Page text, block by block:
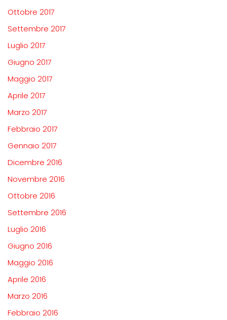
Ottobre 2017
Settembre 2017
Luglio 2017
Giugno 2017
Maggio 2017
Aprile 2017
Marzo 2017
Febbraio 2017
Gennaio 2017
Dicembre 2016
Novembre 2016
Ottobre 2016
Settembre 2016
Luglio 2016
Giugno 2016
Maggio 2016
Aprile 2016
Marzo 2016
Febbraio 2016